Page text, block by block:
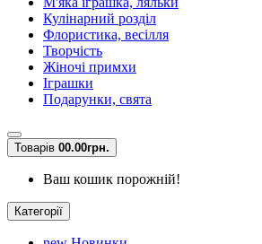
Кулінарний розділ
Флористика, весілля
Творчість
Жіночі примхи
Іграшки
Подарунки, свята
Товарів 00.00грн.
Ваш кошик порожній!
Категорії